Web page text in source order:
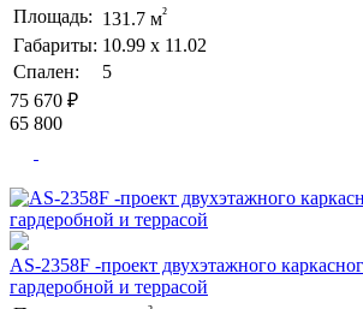
Площадь: 131.7 м²
Габариты: 10.99 х 11.02
Спален:
5
75 670 ₽
65 800
AS-2358F -проект двухэтажного
гардеробной и террасой